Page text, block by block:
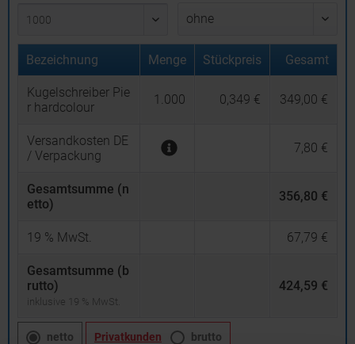
Bezeichnung Menge Stückpreis Gesamt
Kugelschreiber Pie
r hardcolour
1.000 0,349 € 349,00 €
Versandkosten DE
/ Verpackung
7,80 €
Gesamtsumme (n
etto)
356,80 €
19 % MwSt. 67,79 €
Gesamtsumme (b
rutto)
inklusive 19 % MwSt.
424,59 €
netto Privatkunden brutto